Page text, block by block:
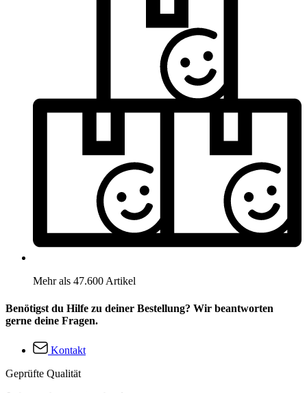
Mehr als 47.600 Artikel
Benötigst du Hilfe zu deiner Bestellung? Wir beantworten
gerne deine Fragen.
Kontakt
Geprüfte Qualität